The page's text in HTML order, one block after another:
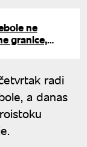
ne
granice,
radi
a danas